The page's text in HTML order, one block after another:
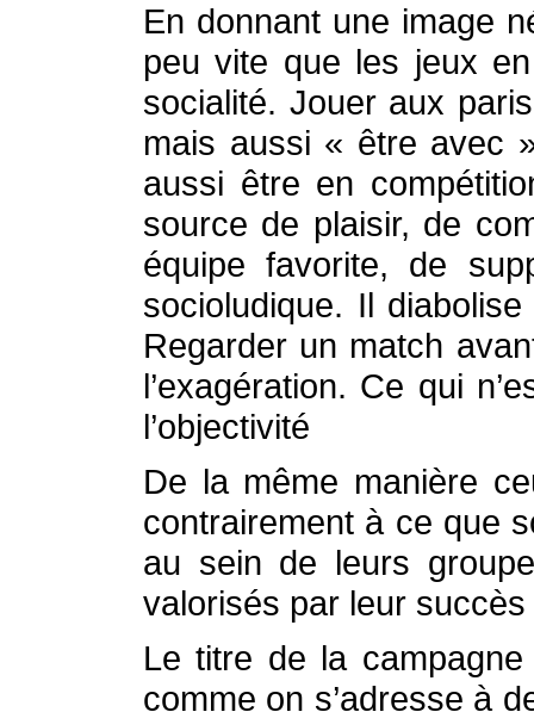
En donnant une image
peu vite que les jeux
socialité. Jouer aux
mais aussi « être avec
aussi être en
source de plaisir, de
équipe favorite, de
socioludique. Il
Regarder un match
l’exagération. Ce qui
l’objectivité
De la même manière
contrairement à ce que
au sein de leurs
valorisés par leur
Le titre de la
comme on s’adresse à